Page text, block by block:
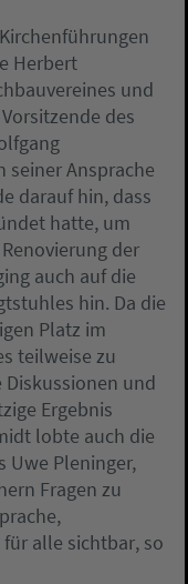
Herbert
und
des
seiner Ansprache
darauf hin, dass
hatte, um
der
auch auf die
hin. Da die
Platz im
teilweise zu
Diskussionen und
Ergebnis
lobte auch die
Uwe Pleninger,
Fragen zu
alle sichtbar, so